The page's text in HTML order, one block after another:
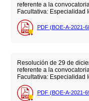
referente a la
Facultativa: Especialidad
PDF (BOE-A-2021-
Resolución de 29 de
referente a la
Facultativa: Especialidad
PDF (BOE-A-2021-